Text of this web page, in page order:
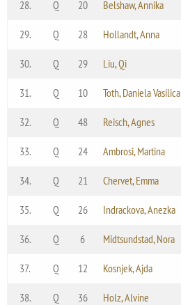
28. Q 20 Belshaw, Annika
29. Q 28 Hollandt, Anna
30. Q 29 Liu, Qi
31. Q 10 Toth, Daniela Vasilica
32. Q 48 Reisch, Agnes
33. Q 24 Ambrosi, Martina
34. Q 21 Chervet, Emma
35. Q 26 Indrackova, Anezka
36. Q 6 Midtsundstad, Nora
37. Q 12 Kosnjek, Ajda
38. Q 36 Holz, Alvine